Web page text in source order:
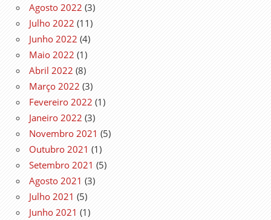
Agosto 2022 (3)
Julho 2022 (11)
Junho 2022 (4)
Maio 2022 (1)
Abril 2022 (8)
Março 2022 (3)
Fevereiro 2022 (1)
Janeiro 2022 (3)
Novembro 2021 (5)
Outubro 2021 (1)
Setembro 2021 (5)
Agosto 2021 (3)
Julho 2021 (5)
Junho 2021 (1)